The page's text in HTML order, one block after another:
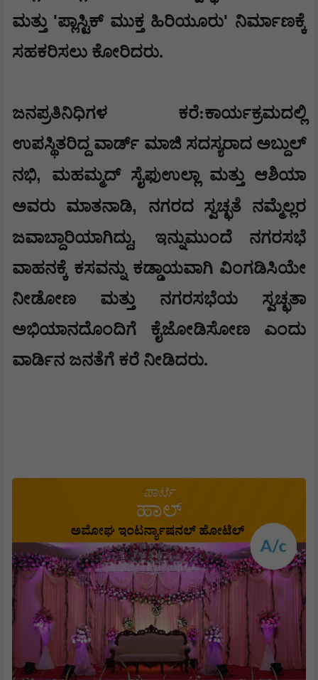
ಮತ್ತು 'ಪ್ಲಾಸ್ಟಿಕ್ ಮುಕ್ತ ಹಿರಿಯೂರು' ನಿರ್ಮಾಣಕ್ಕೆ
ಸಹಕರಿಸಲು ಕೋರಿದರು.
ಜನಪ್ರತಿನಿಧಿಗಳ ಕರೆ:ಕಾರ್ಯಕ್ರಮದಲ್ಲಿ
ಉಪಸ್ಥಿತರಿದ್ದ ವಾರ್ಡ್ ಮಾಜಿ ಸದಸ್ಯರಾದ ಅಬ್ದುಲ್
ನಭಿ, ಮಹಮ್ಮದ್ ಸೈಫುಉಲ್ಲಾ ಮತ್ತು ಆಶಿಯಾ
ಅವರು ಮಾತನಾಡಿ, ನಗರದ ಸ್ವಚ್ಛತೆ ನಮ್ಮೆಲ್ಲರ
ಜವಾಬ್ದಾರಿಯಾಗಿದ್ದು, ಇನ್ನುಮುಂದೆ ನಗರಸಭೆ
ವಾಹನಕ್ಕೆ ಕಸವನ್ನು ಕಡ್ಡಾಯವಾಗಿ ವಿಂಗಡಿಸಿಯೇ
ನೀಡೋಣ ಮತ್ತು ನಗರಸಭೆಯ ಸ್ವಚ್ಛತಾ
ಅಭಿಯಾನದೊಂದಿಗೆ ಕೈಜೋಡಿಸೋಣ ಎಂದು
ವಾರ್ಡಿನ ಜನತೆಗೆ ಕರೆ ನೀಡಿದರು.